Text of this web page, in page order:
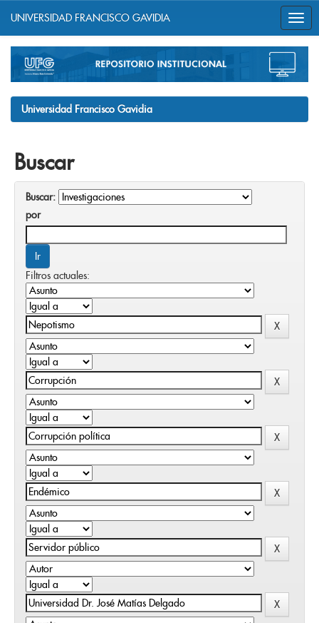
navigation
UNIVERSIDAD FRANCISCO GAVIDIA
Universidad Francisco Gavidia
Buscar
Buscar:
por
Filtros actuales: